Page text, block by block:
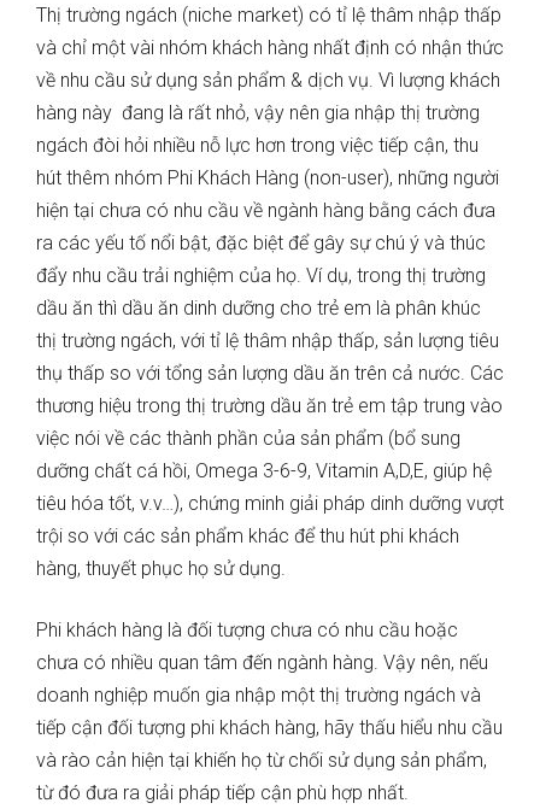
Thị trường ngách (niche market) có tỉ lệ thâm nhập thấp
và chỉ một vài nhóm khách hàng nhất định có nhận thức
về nhu cầu sử dụng sản phẩm & dịch vụ. Vì lượng khách
hàng này đang là rất nhỏ, vậy nên gia nhập thị trường
ngách đòi hỏi nhiều nỗ lực hơn trong việc tiếp cận, thu
hút thêm nhóm Phi Khách Hàng (non-user), những người
hiện tại chưa có nhu cầu về ngành hàng bằng cách đưa
ra các yếu tố nổi bật, đặc biệt để gây sự chú ý và thúc
đẩy nhu cầu trải nghiệm của họ. Ví dụ, trong thị trường
dầu ăn thì dầu ăn dinh dưỡng cho trẻ em là phân khúc
thị trường ngách, với tỉ lệ thâm nhập thấp, sản lượng tiêu
thụ thấp so với tổng sản lượng dầu ăn trên cả nước. Các
thương hiệu trong thị trường dầu ăn trẻ em tập trung vào
việc nói về các thành phần của sản phẩm (bổ sung
dưỡng chất cá hồi, Omega 3-6-9, Vitamin A,D,E, giúp hệ
tiêu hóa tốt, v.v…), chứng minh giải pháp dinh dưỡng vượt
trội so với các sản phẩm khác để thu hút phi khách
hàng, thuyết phục họ sử dụng.
Phi khách hàng là đối tượng chưa có nhu cầu hoặc
chưa có nhiều quan tâm đến ngành hàng. Vậy nên, nếu
doanh nghiệp muốn gia nhập một thị trường ngách và
tiếp cận đối tượng phi khách hàng, hãy thấu hiểu nhu cầu
và rào cản hiện tại khiến họ từ chối sử dụng sản phẩm,
từ đó đưa ra giải pháp tiếp cận phù hợp nhất.